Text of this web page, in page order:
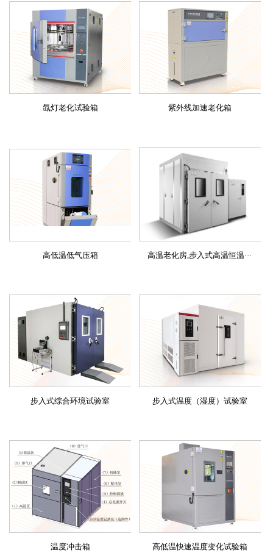
氙灯老化试验箱 紫外线加速老化箱
高低温低气压箱 高温老化房,步入式高温恒温···
步入式综合环境试验室 步入式温度（湿度）试验室
温度冲击箱 高低温快速温度变化试验箱